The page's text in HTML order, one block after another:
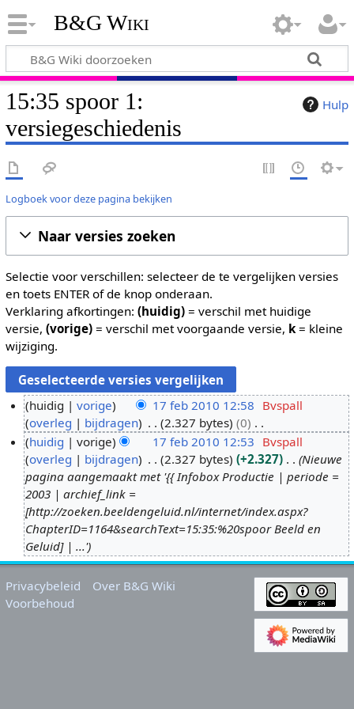
B&G Wiki
Hulp
15:35 spoor 1:
versiegeschiedenis
Logboek voor deze pagina bekijken
Naar versies zoeken
Selectie voor verschillen: selecteer de te vergelijken versies
en toets ENTER of de knop onderaan.
Verklaring afkortingen: (huidig)= verschil met huidige
versie, (vorige)= verschil met voorgaande versie, k= kleine
wijziging.
7
0
huidig vorige 17 feb 2010 12:58 Bvspall
overleg
bijdragen 2.327 bytes
0
G
e
e
n
b
e
w
e
huidig vorige 17 feb 2010 12:53 Bvspall
overleg
bijdragen 2.327 bytes +2.327
Nieuwe
pagina aangemaakt met '{{ Infobox Productie | periode =
2003 | archief_link =
[http://zoeken.beeldengeluid.nl/internet/index.aspx?
ChapterID=1164&searchText=15:35:%20spoor Beeld en
Geluid] | ...'
Privacybeleid
Over B&G Wiki
Voorbehoud